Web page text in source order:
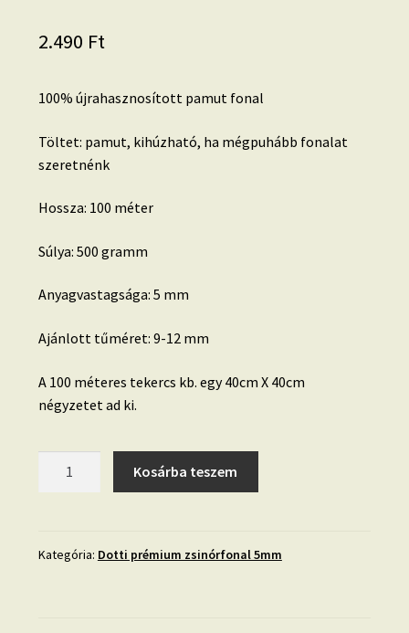
2.490 Ft
100% újrahasznosított pamut fonal
Töltet: pamut, kihúzható, ha mégpuhább fonalat
szeretnénk
Hossza: 100 méter
Súlya: 500 gramm
Anyagvastagsága: 5 mm
Ajánlott tűméret: 9-12 mm
A 100 méteres tekercs kb. egy 40cm X 40cm
négyzetet ad ki.
5
Kosárba teszem
Kategória: Dotti prémium zsinórfonal 5mm